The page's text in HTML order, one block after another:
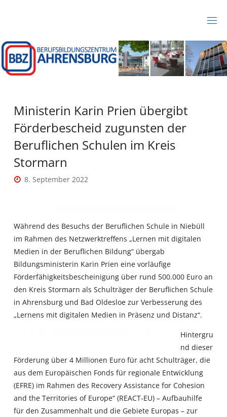
BZ
A
HR
B
R
Ministerin Karin Prien übergibt
Förderbescheid zugunsten der
Beruflichen Schulen im Kreis
Stormarn
8. September 2022
Während des Besuchs der Beruflichen Schule in Niebüll
im Rahmen des Netzwerktreffens „Lernen mit digitalen
Medien in der Beruflichen Bildung“ übergab
Bildungsministerin Karin Prien eine vorläufige
Förderfähigkeitsbescheinigung über rund 500.000 Euro an
den Kreis Stormarn als Schulträger der Beruflichen Schule
in Ahrensburg und Bad Oldesloe zur Verbesserung des
„Lernens mit digitalen Medien in Präsenz und Distanz“.
Hintergru
nd dieser
Förderung über 4 Millionen Euro für acht Schulträger, die
aus dem Europäischen Fonds für regionale Entwicklung
(EFRE) im Rahmen des Recovery Assistance for Cohesion
and the Territories of Europe“ (REACT-EU) – Aufbauhilfe
für den Zusammenhalt und die Gebiete Europas – zur